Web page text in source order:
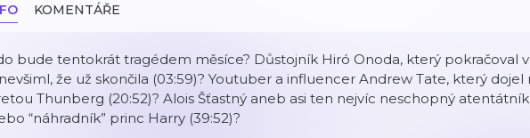
KOMENTÁŘE
bude tentokrát tragédem měsíce? Důstojník Hiró Onoda, který pokračoval
že už skončila (03:59)? Youtuber a influencer Andrew Tate, který
Thunberg (20:52)? Alois Šťastný aneb asi ten nejvíc neschopný atentátník
“náhradník” princ Harry (39:52)?